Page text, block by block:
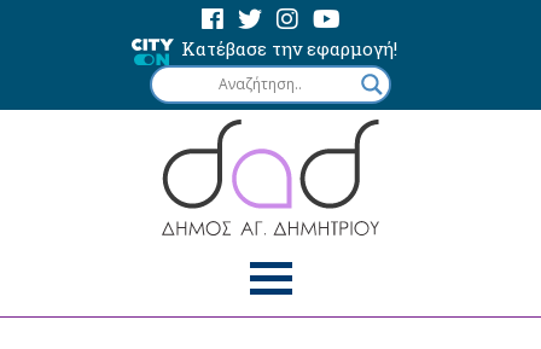
Κατέβασε την εφαρμογή!